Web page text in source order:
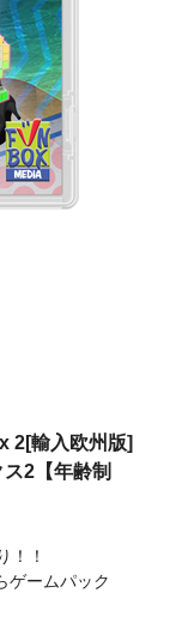
2[輸入欧州版]
2【年齢制
！！
ゲームパック